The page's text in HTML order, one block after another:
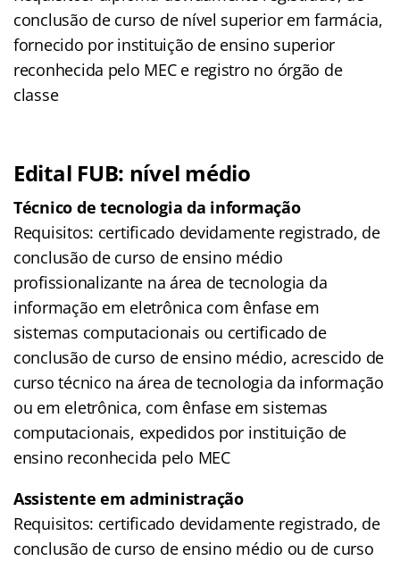
conclusão de curso de nível superior em farmácia,
fornecido por instituição de ensino superior
reconhecida pelo MEC e registro no órgão de
classe
Edital FUB: nível médio
Técnico de tecnologia da informação
Requisitos: certificado devidamente registrado, de
conclusão de curso de ensino médio
profissionalizante na área de tecnologia da
informação em eletrônica com ênfase em
sistemas computacionais ou certificado de
conclusão de curso de ensino médio, acrescido de
curso técnico na área de tecnologia da informação
ou em eletrônica, com ênfase em sistemas
computacionais, expedidos por instituição de
ensino reconhecida pelo MEC
Assistente em administração
Requisitos: certificado devidamente registrado, de
conclusão de curso de ensino médio ou de curso